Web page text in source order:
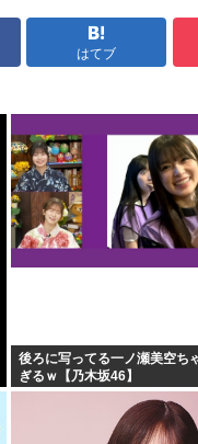
食糧どうすんだよ」大
案を可決www
タ見つけた
←10万いいね！
まりにすごいｗｗｗ
にマジギレ「遺族や被
すぎる
はてブ
後ろに写ってる一ノ瀬美空ち
ぎるｗ【乃木坂46】